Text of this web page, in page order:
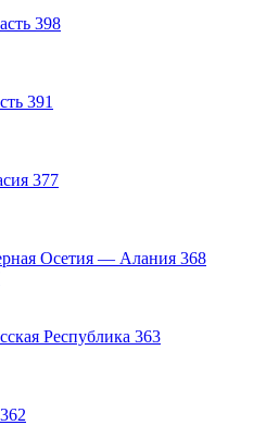
398
391
377
Осетия — Алания 368
Республика 363
362